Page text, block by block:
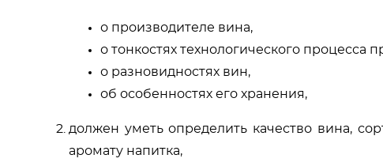
о производителе вина,
о тонкостях технологического процесса
о разновидностях вин,
об особенностях его хранения,
должен уметь определить качество вина,
аромату напитка,